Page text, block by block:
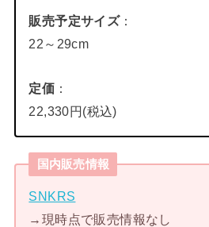
販売予定サイズ：
22～29cm
定価 ：
22,330円(税込)
国内販売情報
SNKRS
→現時点で販売情報なし